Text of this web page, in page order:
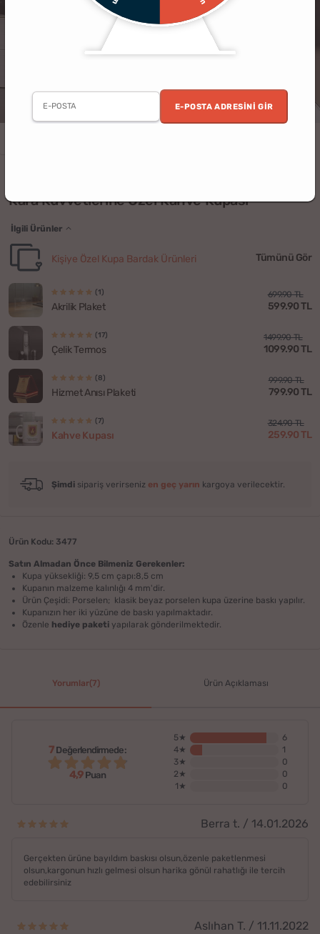
E-POSTA ADRESINI GIR
Kara Kuvvetlerine Özel Kahve Kupası
İlgili Ürünler
Kişiye Özel Kupa Bardak Ürünleri Tümünü Gör
(1)
Akrilik Plaket
699.90 TL
599.90 TL
(17)
Çelik Termos
1499.90 TL
1099.90 TL
(8)
Hizmet Anısı Plaketi
999.90 TL
799.90 TL
(7)
Kahve Kupası
324.90 TL
259.90 TL
Şimdi sipariş verirseniz en geç yarın kargoya verilecektir.
Ürün Kodu: 3477
Satın Almadan Önce Bilmeniz Gerekenler:
Kupa yüksekliği: 9,5 cm çapı:8,5 cm
Kupanın malzeme kalınlığı 4 mm'dir.
Ürün Çeşidi: Porselen; klasik beyaz porselen kupa üzerine baskı yapılır.
Kupanızın her iki yüzüne de baskı yapılmaktadır.
Özenle hediye paketi yapılarak gönderilmektedir.
Yorumlar(7) Ürün Açıklaması
7 Değerlendirmede:
4,9 Puan
5★
6
4★
1
3★
0
2★
0
1★
0
Berra t. / 14.01.2026
Gerçekten ürüne bayıldım baskısı olsun,özenle paketlenmesi
olsun,kargonun hızlı gelmesi olsun harika gönül rahatlığı ile tercih
edebilirsiniz
Aslıhan T. / 11.11.2022